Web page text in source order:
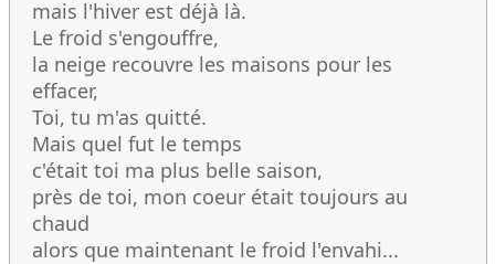
mais l'hiver est déjà là.
Le froid s'engouffre,
la neige recouvre les maisons pour les
effacer,
Toi, tu m'as quitté.
Mais quel fut le temps
c'était toi ma plus belle saison,
près de toi, mon coeur était toujours au
chaud
alors que maintenant le froid l'envahi...